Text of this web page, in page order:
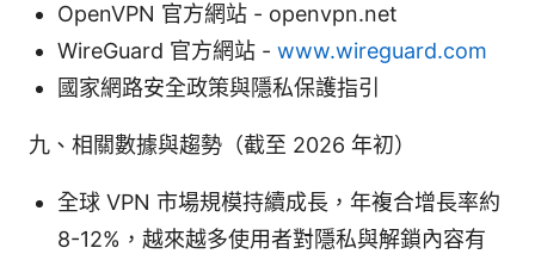
OpenVPN 官方網站 - openvpn.net
WireGuard 官方網站 - www.wireguard.com
國家網路安全政策與隱私保護指引
九、相關數據與趨勢（截至 2026 年初）
全球 VPN 市場規模持續成長，年複合增長率約
8-12%，越來越多使用者對隱私與解鎖內容有